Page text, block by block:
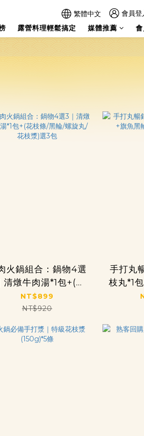
繁體中文 會員登
露營料理輕鬆搞定 媒體推薦
火鍋組合：鍋物4選
清燉牛肉湯*1包+(花
條/黑輪/螺旋丸/花枝
漿)選3包
NT$899
NT$920
手打丸
枝丸*1
+